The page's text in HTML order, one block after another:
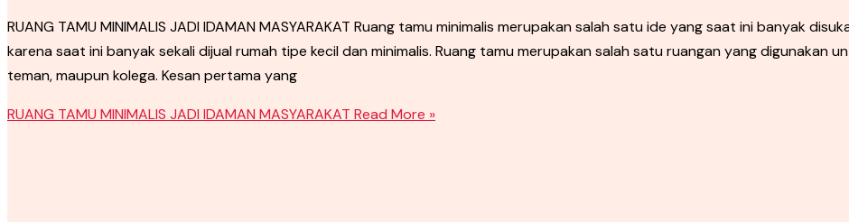
RUANG TAMU MINIMALIS JADI IDAMAN MASYARAKAT Ruang tamu minimalis merupakan salah satu ide yang saat ini banyak
karena saat ini banyak sekali dijual rumah tipe kecil dan minimalis. Ruang tamu merupakan salah satu ruangan yang digunakan
teman, maupun kolega. Kesan pertama yang
RUANG TAMU MINIMALIS JADI IDAMAN MASYARAKAT Read More »